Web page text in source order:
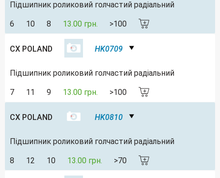
Підшипник роликовий голчастий радіальний
6 10 8 13.00 грн. >100
CX POLAND HK0709
Підшипник роликовий голчастий радіальний
7 11 9 13.00 грн. >100
CX POLAND HK0810
Підшипник роликовий голчастий радіальний
8 12 10 13.00 грн. >70